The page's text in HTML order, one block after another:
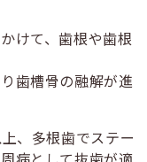
けて、歯根や歯根
歯槽骨の融解が進
、多根歯でステー